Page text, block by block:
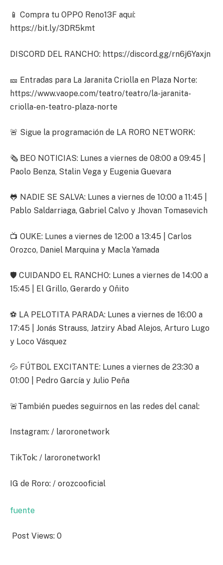
📱 Compra tu OPPO Reno13F aquí:
https://bit.ly/3DR5kmt
DISCORD DEL RANCHO: https://discord.gg/rn6j6Yaxjn
🎫 Entradas para La Jaranita Criolla en Plaza Norte:
https://www.vaope.com/teatro/teatro/la-jaranita-
criolla-en-teatro-plaza-norte
🚨 Sigue la programación de LA RORO NETWORK:
🗞 BEO NOTICIAS: Lunes a viernes de 08:00 a 09:45 |
Paolo Benza, Stalin Vega y Eugenia Guevara
🐸 NADIE SE SALVA: Lunes a viernes de 10:00 a 11:45 |
Pablo Saldarriaga, Gabriel Calvo y Jhovan Tomasevich
📺 OUKE: Lunes a viernes de 12:00 a 13:45 | Carlos
Orozco, Daniel Marquina y Macla Yamada
🛡️ CUIDANDO EL RANCHO: Lunes a viernes de 14:00 a
15:45 | El Grillo, Gerardo y Oñito
⚽ LA PELOTITA PARADA: Lunes a viernes de 16:00 a
17:45 | Jonás Strauss, Jatziry Abad Alejos, Arturo Lugo
y Loco Vásquez
💦 FÚTBOL EXCITANTE: Lunes a viernes de 23:30 a
01:00 | Pedro García y Julio Peña
🚨También puedes seguirnos en las redes del canal:
Instagram: / laroronetwork
TikTok: / laroronetwork1
IG de Roro: / orozcooficial
fuente
Post Views: 0